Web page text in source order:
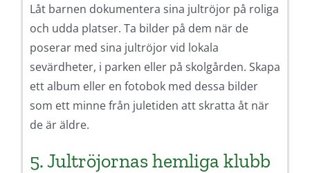
Låt barnen dokumentera sina jultröjor på roliga
och udda platser. Ta bilder på dem när de
poserar med sina jultröjor vid lokala
sevärdheter, i parken eller på skolgården. Skapa
ett album eller en fotobok med dessa bilder
som ett minne från juletiden att skratta åt när
de är äldre.
5. Jultröjornas hemliga klubb